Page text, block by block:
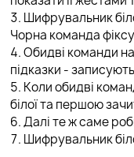
Шифрувальник
Чорна команда
Обидві команди
підказки -
Коли обидві
білої та першою
Далі те ж саме
Шифрувальник